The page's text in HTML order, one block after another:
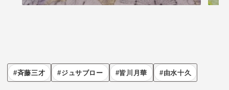
斉藤三才 ジュサブロー 皆川月華 由水十久